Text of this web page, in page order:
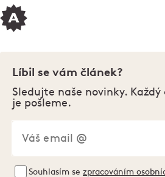
Líbil se vám článek?
Sledujte naše novinky.
je pošleme.
Souhlasím se zpracováním